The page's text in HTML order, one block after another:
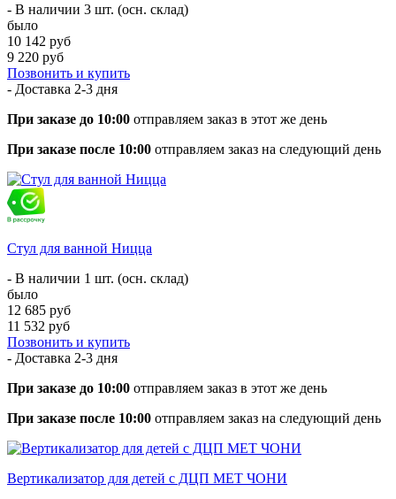
- В наличии 3 шт. (осн. склад)
было
10 142 руб
9 220 руб
Позвонить и купить
- Доставка 2-3 дня
При заказе до 10:00 отправляем заказ в этот же день
При заказе после 10:00 отправляем заказ на следующий день
Стул для ванной Ницца
- В наличии 1 шт. (осн. склад)
было
12 685 руб
11 532 руб
Позвонить и купить
- Доставка 2-3 дня
При заказе до 10:00 отправляем заказ в этот же день
При заказе после 10:00 отправляем заказ на следующий день
Вертикализатор для детей с ДЦП MET ЧОНИ